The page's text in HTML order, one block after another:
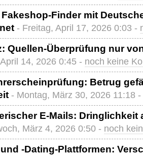
Finder mit
- Freitag, April 17, 2026 0:03 -
Quellen-Überprüfung nur
14, 2026 0:45 - noch keine
Betrug
- Montag, März 30, 2026 11:18 -
E-Mails: Dringlichkeit
März 4, 2026 0:50 - noch
-Dating-Plattformen: